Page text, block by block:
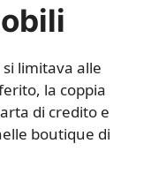
limitava alle
la coppia
di credito e
boutique di